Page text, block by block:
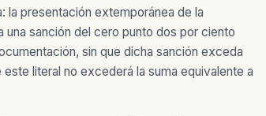
la presentación extemporánea de la
sanción del cero punto dos por ciento
sin que dicha sanción exceda
literal no excederá la suma equivalente a